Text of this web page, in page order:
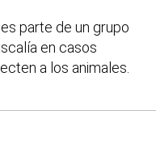
es parte de un grupo
en casos
a los animales.